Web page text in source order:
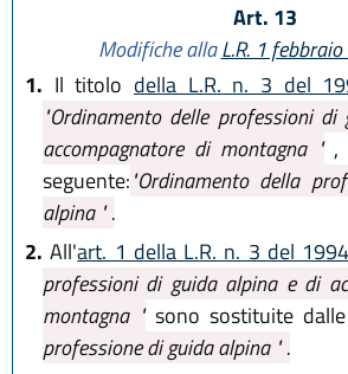
Art. 13
Modifiche allaL.R. 1
1. Il titolo della L.R. n. 3 del
"Ordinamento delle professioni
accompagnatore di montagna ",
seguente:"Ordinamento della
alpina " .
2. All'art. 1 della L.R. n. 3 del 1994
professioni di guida alpina e di
montagna "sono sostituite dalle
professione di guida alpina " .